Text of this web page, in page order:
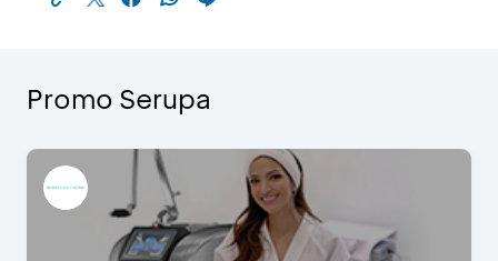
Promo Serupa